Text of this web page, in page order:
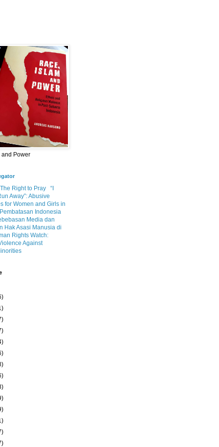
and Power
Right to Pray
“I
Away”: Abusive
for Women and Girls in
Pembatasan Indonesia
Media dan
Hak Asasi Manusia di
Rights Watch:
Against